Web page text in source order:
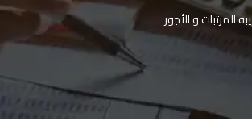
المرتبات و الأجور